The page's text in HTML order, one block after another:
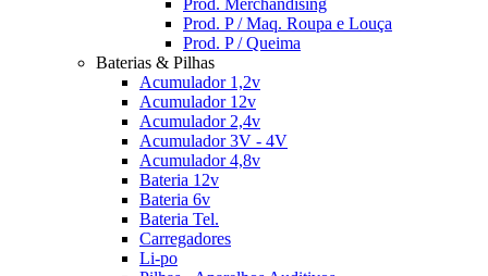
Prod. Merchandising
Prod. P / Maq. Roupa e Louça
Prod. P / Queima
Baterias & Pilhas
Acumulador 1,2v
Acumulador 12v
Acumulador 2,4v
Acumulador 3V - 4V
Acumulador 4,8v
Bateria 12v
Bateria 6v
Bateria Tel.
Carregadores
Li-po